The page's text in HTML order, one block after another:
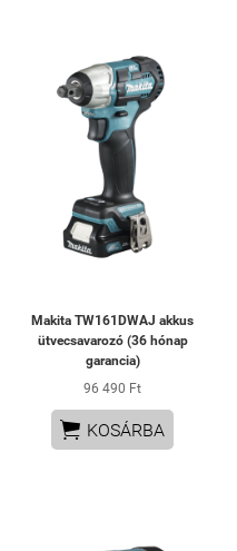
Makita TW161DWAJ akkus
ütvecsavarozó (36 hónap
garancia)
96 490 Ft
 KOSÁRBA